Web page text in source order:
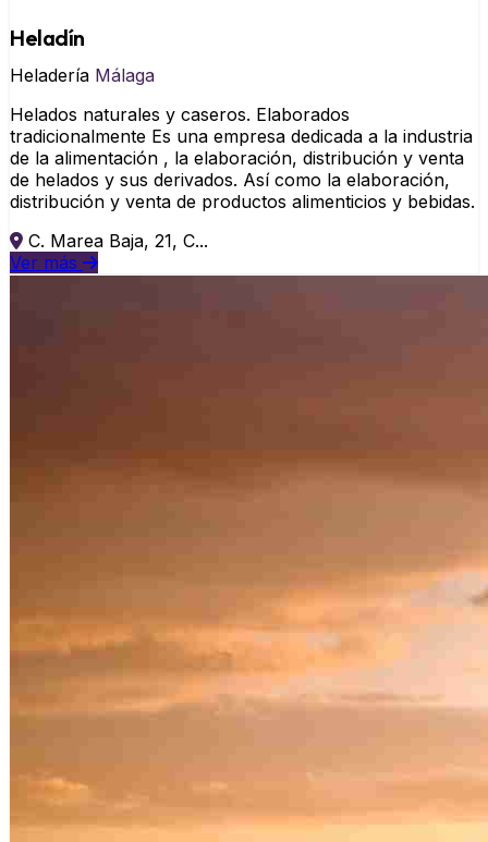
Heladín
Heladería Málaga
Helados naturales y caseros. Elaborados
tradicionalmente Es una empresa dedicada a la industria
de la alimentación , la elaboración, distribución y venta
de helados y sus derivados. Así como la elaboración,
distribución y venta de productos alimenticios y bebidas.
C. Marea Baja, 21, C...
Ver más